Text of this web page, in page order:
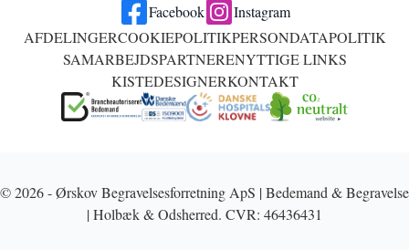
Facebook
Instagram
AFDELINGERCOOKIEPOLITIKPERSONDATAPOLITIK
SAMARBEJDSPARTNERENYTTIGE LINKS
KISTEDESIGNERKONTAKT
© 2026 - Ørskov Begravelsesforretning ApS | Bedemand & Begravelse
| Holbæk & Odsherred. CVR: 46436431